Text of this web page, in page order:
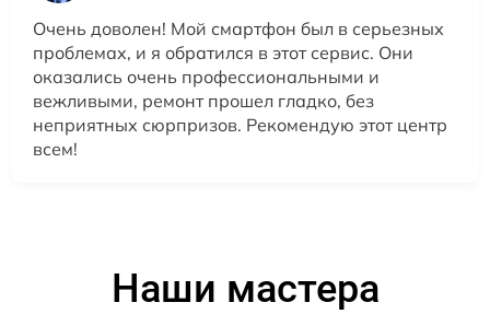
Очень доволен! Мой смартфон был в серьезных
проблемах, и я обратился в этот сервис. Они
оказались очень профессиональными и
вежливыми, ремонт прошел гладко, без
неприятных сюрпризов. Рекомендую этот центр
всем!
Наши мастера